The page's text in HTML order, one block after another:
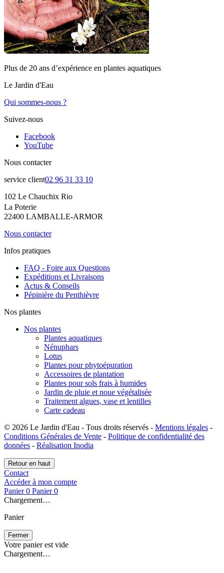
Plus de 20 ans d’expérience en plantes aquatiques
Le Jardin d'Eau
Qui sommes-nous ?
Suivez-nous
Facebook
YouTube
Nous contacter
service client02 96 31 33 10
102 Le Chauchix Rio
La Poterie
22400 LAMBALLE-ARMOR
Nous contacter
Infos pratiques
FAQ - Foire aux Questions
Expéditions et Livraisons
Actus & Conseils
Pépinière du Penthièvre
Nos plantes
Nos plantes
Plantes aquatiques
Nénuphars
Lotus
Plantes pour phytoépuration
Accessoires de plantation
Plantes pour sols frais à humides
Jardin de pluie et noue végétalisée
Traitement algues, vase et lentilles
Carte cadeau
© 2026 Le Jardin d'Eau - Tous droits réservés - Mentions légales -
Conditions Générales de Vente - Politique de confidentialité des
données - Réalisation Inodia
Retour en haut
Contact
Accéder à mon compte
Panier 0 Panier 0
Chargement…
Panier
Fermer
Votre panier est vide
Chargement…